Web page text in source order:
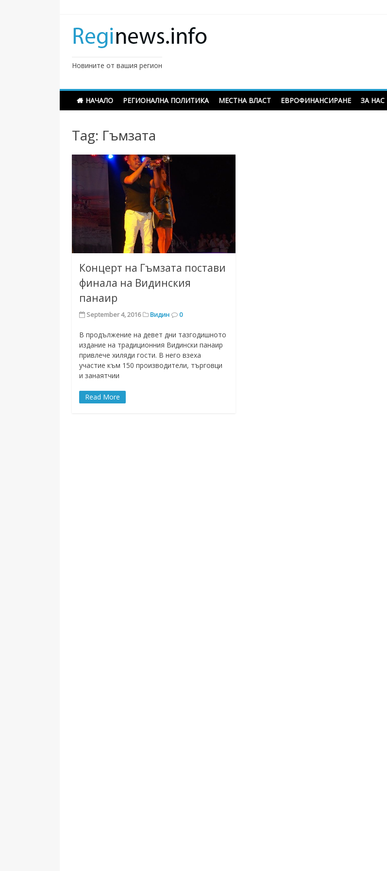
Новините от вашия регион
НАЧАЛО РЕГИОНАЛНА ПОЛИТИКА МЕСТНА ВЛАСТ ЕВРОФИНАНСИРАНЕ ЗА НАС
Tag: Гъмзата
Концерт на Гъмзата постави
финала на Видинския
панаир
September 4, 2016 Видин 0
В продължение на девет дни тазгодишното
издание на традиционния Видински панаир
привлече хиляди гости. В него взеха
участие към 150 производители, търговци
и занаятчии
Read More